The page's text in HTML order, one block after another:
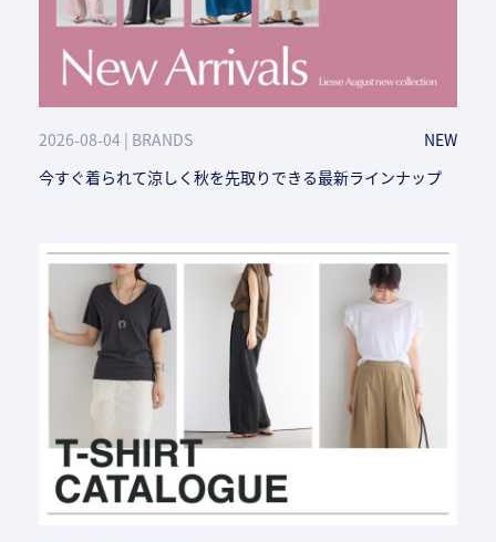
2026-08-04 | BRANDS
NEW
今すぐ着られて涼しく秋を先取りできる最新ラインナップ